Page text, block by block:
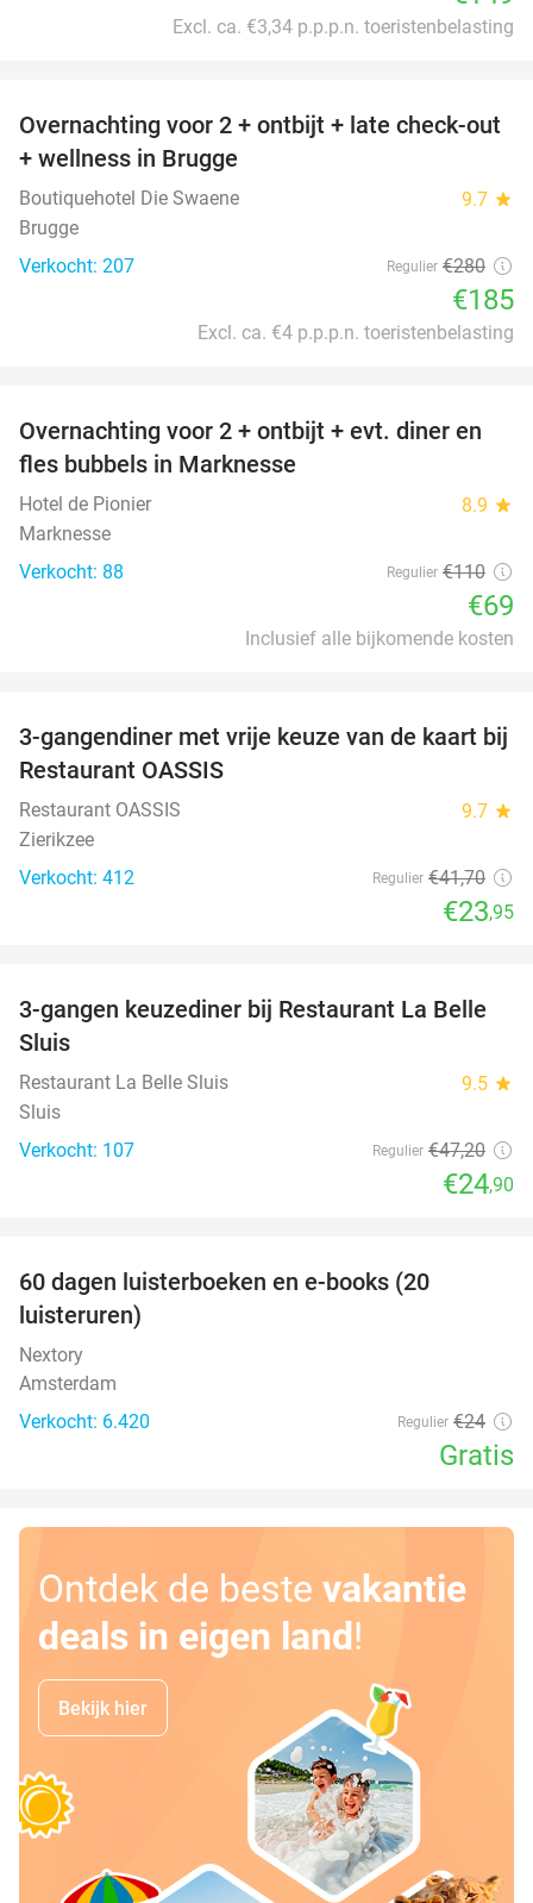
Excl. ca. €3,34 p.p.p.n. toeristenbelasting
34%
Overnachting voor 2 + ontbijt + late check-out
+ wellness in Brugge
Boutiquehotel Die Swaene 9.7 star
Brugge
Verkocht: 207
Regulier €280
€185
Excl. ca. €4 p.p.p.n. toeristenbelasting
37%
Overnachting voor 2 + ontbijt + evt. diner en
fles bubbels in Marknesse
Hotel de Pionier 8.9 star
Marknesse
Verkocht: 88
Regulier €110
€69
Inclusief alle bijkomende kosten
43%
3-gangendiner met vrije keuze van de kaart bij
Restaurant OASSIS
Restaurant OASSIS 9.7 star
Zierikzee
Verkocht: 412
Regulier €41,70
€23,95
47%
3-gangen keuzediner bij Restaurant La Belle
Sluis
Restaurant La Belle Sluis 9.5 star
Sluis
Verkocht: 107
Regulier €47,20
€24,90
60 dagen luisterboeken en e-books (20
luisteruren)
Nextory
Amsterdam
Verkocht: 6.420
Regulier €24
Gratis
Ontdek de beste vakantie
deals in eigen land!
Bekijk hier